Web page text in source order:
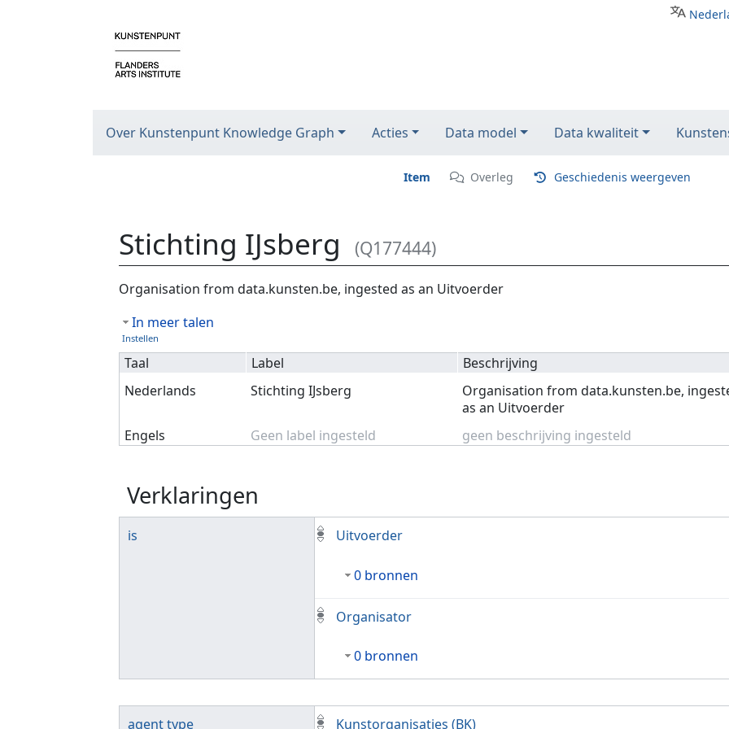
Over Kunstenpunt Knowledge Graph Acties Data model Data kwaliteit
Item Overleg Geschiedenis weergeven
Stichting IJsberg (Q177444)
Ga naar:navigatie,zoeken
Organisation from data.kunsten.be, ingested as an Uitvoerder
In meer talen
Instellen
Taal Label
Beschrijving
Nederlands
Stichting IJsberg
Organisation from data.kunsten.be,
as an Uitvoerder
Engels
Geen label ingesteld geen beschrijving ingesteld
Verklaringen
is Uitvoerder
0 bronnen
Organisator
0 bronnen
agent type Kunstorganisaties (BK)